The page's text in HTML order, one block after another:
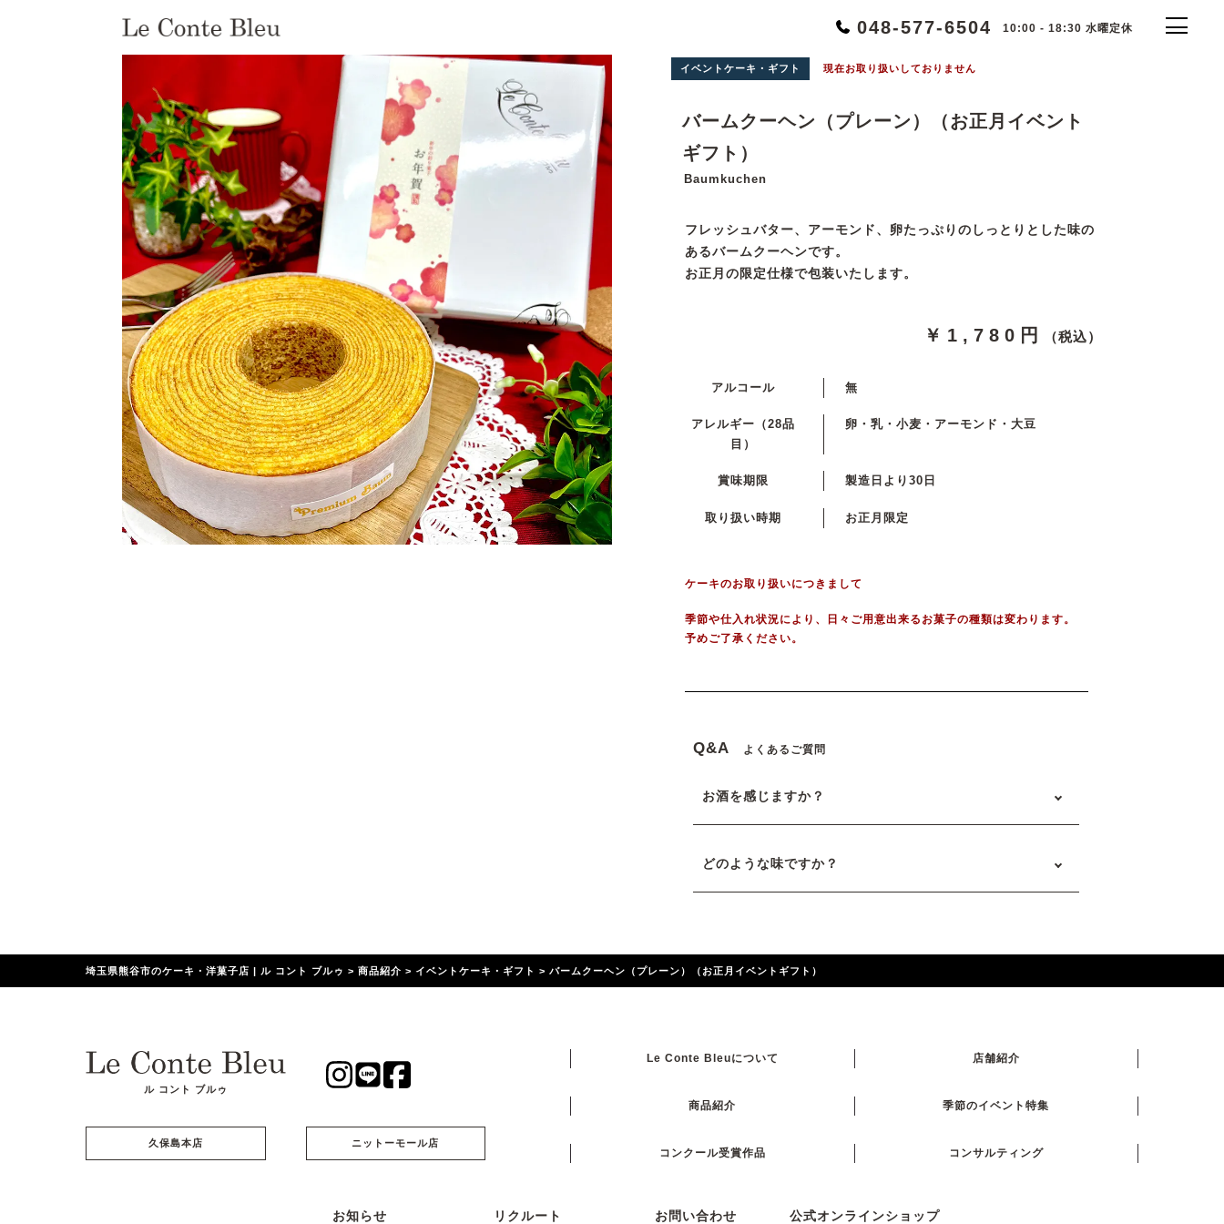
048-577-6504 10:00 - 18:30 水曜定休
イベントケーキ・ギフト 現在お取り扱いしておりません
バームクーヘン（プレーン）（お正月イベント
ギフト）
Baumkuchen
フレッシュバター、アーモンド、卵たっぷりのしっとりとした味の
あるバームクーヘンです。
お正月の限定仕様で包装いたします。
￥1,780円 （税込）
アルコール 無
アレルギー （28品
目）
卵・乳・小麦・アーモンド・大豆
賞味期限 製造日より30日
取り扱い時期 お正月限定
ケーキのお取り扱いにつきまして
季節や仕入れ状況により、日々ご用意出来るお菓子の種類は変わります。
予めご了承ください。
Q&A よくあるご質問
お酒を感じますか？
どのような味ですか？
埼玉県熊谷市のケーキ・洋菓子店 | ル コント ブルゥ >商品紹介 >イベントケーキ・ギフト >バームクーヘン（プレーン）（お正月イベントギフト）
ル コント ブルゥ
久保島本店 ニットーモール店
Le Conte Bleuについて 店舗紹介
商品紹介 季節のイベント特集
コンクール受賞作品 コンサルティング
お知らせ リクルート お問い合わせ 公式オンラインショップ